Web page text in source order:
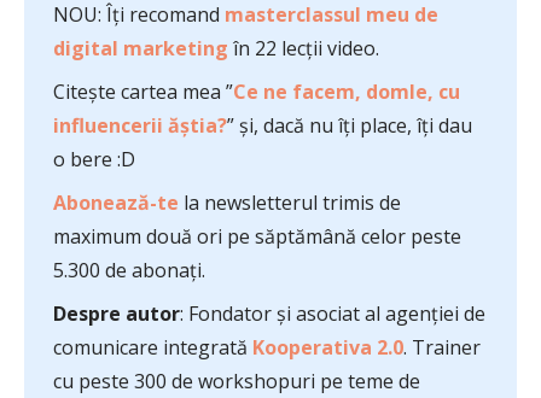
NOU: Îți recomand masterclassul meu de
digital marketing în 22 lecții video.
Citește cartea mea ”Ce ne facem, domle, cu
influencerii ăștia?” și, dacă nu îți place, îți dau
o bere :D
Abonează-te la newsletterul trimis de
maximum două ori pe săptămână celor peste
5.300 de abonați.
Despre autor: Fondator și asociat al agenției de
comunicare integrată Kooperativa 2.0. Trainer
cu peste 300 de workshopuri pe teme de